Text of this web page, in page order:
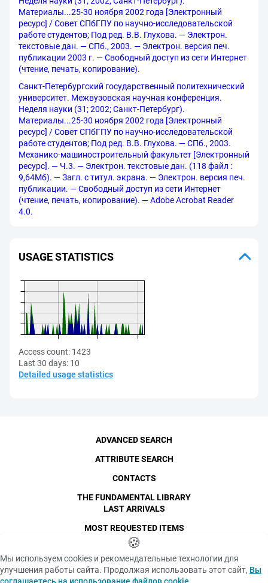
Материалы...25-30 ноября 2002 года [Электронный
ресурс] / Совет СПбГПУ по научно-исследовательской
работе студентов; Под ред. В.В. Глухова. — Электрон.
текстовые дан. — СПб., 2003. — Электрон. версия печ.
публикации 2003 г. — Свободный доступ из сети Интернет
(чтение, печать, копирование).
Санкт-Петербургский государственный политехнический
университет. Межвузовская научная конференция.
Неделя науки (31; 2002; Санкт-Петербург).
Материалы...25-30 ноября 2002 года [Электронный
ресурс] / Совет СПбГПУ по научно-исследовательской
работе студентов; Под ред. В.В. Глухова. — СПб., 2003.
Механико-машиностроительный факультет [Электронный
ресурс]. — Ч.3. — Электрон. текстовые дан. (118 файл :
9,64Мб). — Загл. с титул. экрана. — Электрон. версия печ.
публикации. — Свободный доступ из сети Интернет
(чтение, печать, копирование). — Adobe Acrobat Reader
4.0.
USAGE STATISTICS
Access count: 1423
Last 30 days: 10
Detailed usage statistics
SPbPU, 1996-2026
Copyright and Personal Data
The photographs are
published with the
Privacy policy
ADVANCED SEARCH
ATTRIBUTE SEARCH
CONTACTS
THE FUNDAMENTAL LIBRARY
LAST ARRIVALS
MOST REQUESTED ITEMS
🍪
Мы используем cookies и рекомендательные технологии для
улучшения работы сайта. Продолжая использовать этот сайт, Вы